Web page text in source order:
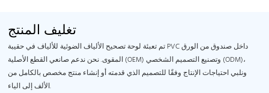
تغليف المنتج
تم تعبئة لوحة تصحيح الألياف الضوئية للألياف في حقيبة PVC داخل صندوق من الورق
المقوى. نحن ندعم صانعي القطع الأصلية (OEM) وتصنيع التصميم الشخصي (ODM)،
ونلبي احتياجات الإنتاج وفقًا للتصميم الذي قدمته أو إنشاء منتج مخصص بالكامل من
الألف إلى الياء.